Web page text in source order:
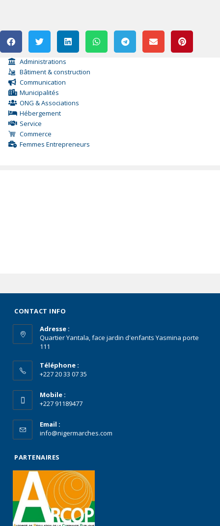
Administrations
Bâtiment & construction
Communication
Municipalités
ONG & Associations
Hébergement
Service
Commerce
Femmes Entrepreneurs
CONTACT INFO
Adresse :
Quartier Yantala, face jardin d'enfants Yasmina porte
111
Téléphone :
+227 20 33 07 35
Mobile :
+227 91189477
Email :
info@nigermarches.com
PARTENAIRES